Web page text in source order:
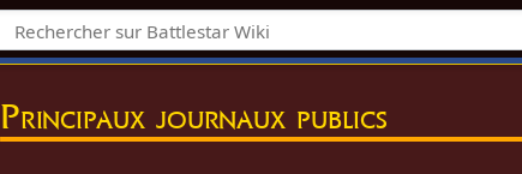
Principaux journaux publics